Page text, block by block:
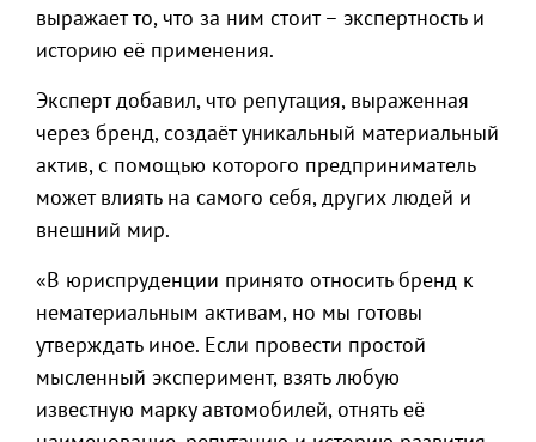
выражает то, что за ним стоит – экспертность и
историю её применения.
Эксперт добавил, что репутация, выраженная
через бренд, создаёт уникальный материальный
актив, с помощью которого предприниматель
может влиять на самого себя, других людей и
внешний мир.
«В юриспруденции принято относить бренд к
нематериальным активам, но мы готовы
утверждать иное. Если провести простой
мысленный эксперимент, взять любую
известную марку автомобилей, отнять её